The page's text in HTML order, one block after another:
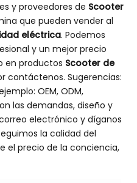
y proveedores de Scooter
que pueden vender al
eléctrica. Podemos
y un mejor precio
en productos Scooter de
contáctenos. Sugerencias:
OEM, ODM,
las demandas, diseño y
electrónico y díganos
la calidad del
el precio de la conciencia,